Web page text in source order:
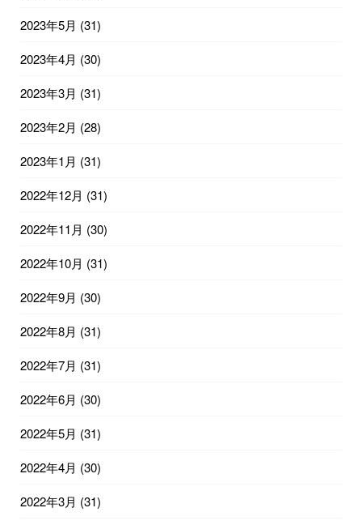
2023年5月 (31)
2023年4月 (30)
2023年3月 (31)
2023年2月 (28)
2023年1月 (31)
2022年12月 (31)
2022年11月 (30)
2022年10月 (31)
2022年9月 (30)
2022年8月 (31)
2022年7月 (31)
2022年6月 (30)
2022年5月 (31)
2022年4月 (30)
2022年3月 (31)